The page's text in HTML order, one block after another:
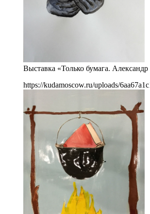
Выставка «Только бумага.
https://kudamoscow.ru/uploads/